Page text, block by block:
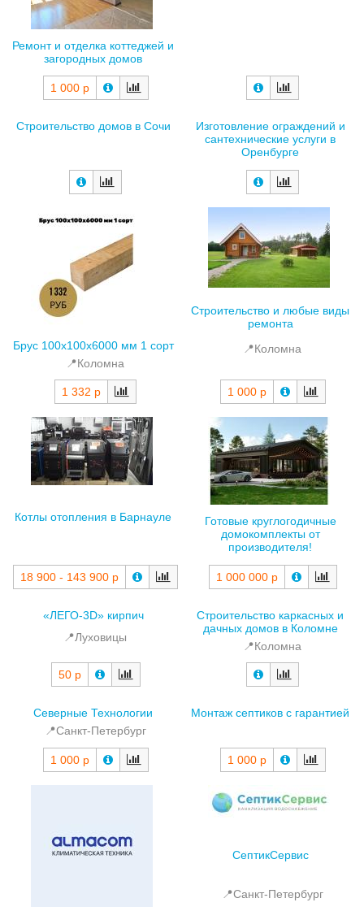
Ремонт и отделка коттеджей и
загородных домов
1 000 р
Строительство домов в Сочи
Изготовление ограждений и
сантехнические услуги в
Оренбурге
Брус 100х100х6000 мм 1 сорт
📍Коломна
1 332 р
Строительство и любые виды
ремонта
📍Коломна
1 000 р
Котлы отопления в Барнауле
18 900 - 143 900 р
Готовые круглогодичные
домокомплекты от
производителя!
1 000 000 р
«ЛЕГО-3D» кирпич
📍Луховицы
50 р
Строительство каркасных и
дачных домов в Коломне
📍Коломна
Северные Технологии
📍Санкт-Петербург
1 000 р
Монтаж септиков с гарантией
1 000 р
СептикСервис
📍Санкт-Петербург